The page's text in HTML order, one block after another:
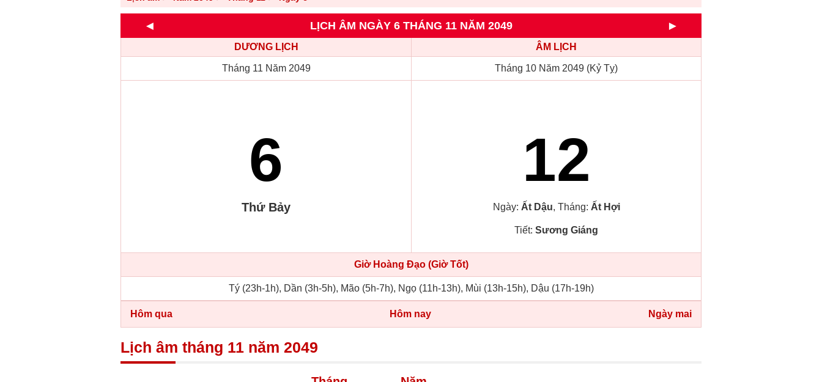
◄ LỊCH ÂM NGÀY 6 THÁNG 11 NĂM 2049 ►
DƯƠNG LỊCH ÂM LỊCH
Tháng 11 Năm 2049 Tháng 10 Năm 2049 (Kỷ Tỵ)
6
Thứ Bảy
12
Ngày: Ất Dậu, Tháng: Ất Hợi
Tiết: Sương Giáng
Giờ Hoàng Đạo (Giờ Tốt)
Tý (23h-1h), Dần (3h-5h), Mão (5h-7h), Ngọ (11h-13h), Mùi (13h-15h), Dậu (17h-19h)
Hôm qua Hôm nay Ngày mai
Lịch âm tháng 11 năm 2049